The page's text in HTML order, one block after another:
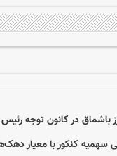
در کانون توجه رئیس
سهمیه کنکور با معیار